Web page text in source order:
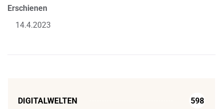
Erschienen
14.4.2023
DIGITALWELTEN 598